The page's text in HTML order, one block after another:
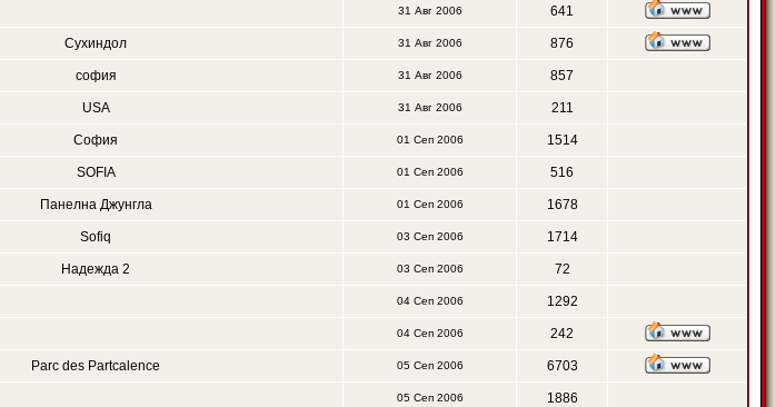
31 Авг 2006 641
Сухиндол 31 Авг 2006 876
софия 31 Авг 2006 857
USA 31 Авг 2006 211
София 01 Сеп 2006 1514
SOFIA 01 Сеп 2006 516
Панелна Джунгла 01 Сеп 2006 1678
Sofiq 03 Сеп 2006 1714
Надежда 2 03 Сеп 2006 72
04 Сеп 2006 1292
04 Сеп 2006 242
Parc des Partcalence 05 Сеп 2006 6703
05 Сеп 2006 1886